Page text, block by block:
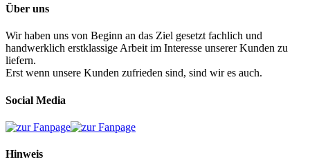
Varianten
auf.
Die
Optionen
können
gewählt
Über uns
Wir haben uns von Beginn an das Ziel gesetzt fachlich und
handwerklich erstklassige Arbeit im Interesse unserer Kunden zu
liefern.
Erst wenn unsere Kunden zufrieden sind, sind wir es auch.
Social Media
Hinweis